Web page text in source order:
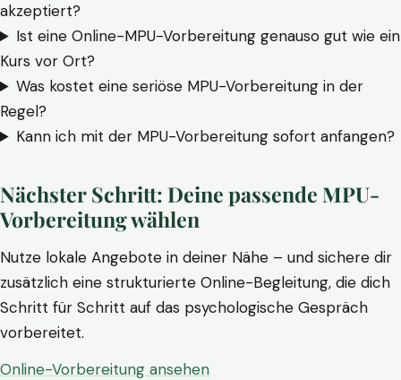
akzeptiert?
Ist eine Online-MPU-Vorbereitung genauso gut wie ein
Kurs vor Ort?
Was kostet eine seriöse MPU-Vorbereitung in der
Regel?
Kann ich mit der MPU-Vorbereitung sofort anfangen?
Nächster Schritt: Deine passende MPU-
Vorbereitung wählen
Nutze lokale Angebote in deiner Nähe – und sichere dir
zusätzlich eine strukturierte Online-Begleitung, die dich
Schritt für Schritt auf das psychologische Gespräch
vorbereitet.
Online-Vorbereitung ansehen